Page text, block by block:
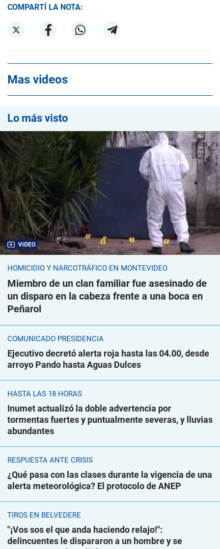
COMPARTÍ LA NOTA:
Mas videos
Lo más visto
VIDEO
HOMICIDIO Y NARCOTRÁFICO EN MONTEVIDEO
Miembro de un clan familiar fue asesinado de
un disparo en la cabeza frente a una boca en
Peñarol
COMUNICADO PRESIDENCIA
Ejecutivo decretó alerta roja hasta las 04.00, desde
arroyo Pando hasta Aguas Dulces
HASTA LAS 18 HORAS
Inumet actualizó la doble advertencia por
tormentas fuertes y puntualmente severas, y lluvias
abundantes
RESPUESTA ANTE CRISIS
¿Qué pasa con las clases durante la vigencia de una
alerta meteorológica? El protocolo de ANEP
TIROS EN BELVEDERE
"¡Vos sos el que anda haciendo relajo!":
delincuentes le dispararon a un hombre y se